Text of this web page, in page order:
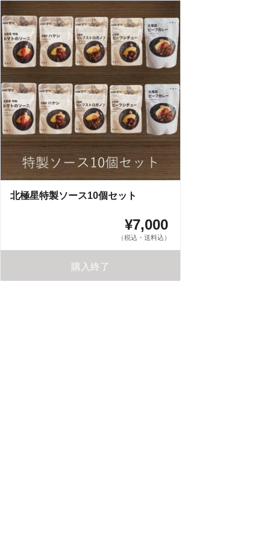
北極星特製ソース10個セット
¥7,000
（税込・送料込）
購入終了